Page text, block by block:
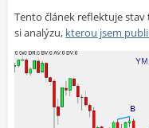
Tento článek reflektuje
si analýzu, kterou jsem